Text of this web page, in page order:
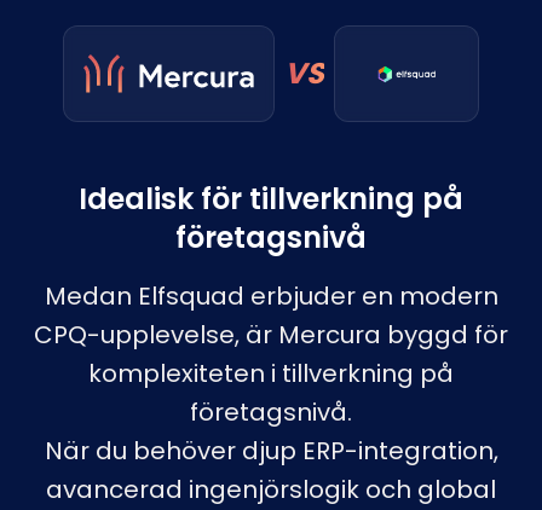
VS
Idealisk för tillverkning på
företagsnivå
Medan Elfsquad erbjuder en modern
CPQ-upplevelse, är Mercura byggd för
komplexiteten i tillverkning på
företagsnivå.
När du behöver djup ERP-integration,
avancerad ingenjörslogik och global